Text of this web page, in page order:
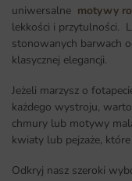
uniwersalne motywy
lekkości i przytulności.
stonowanych barwach
klasycznej elegancji.
Jeżeli marzysz o
każdego wystroju,
chmury lub motywy
kwiaty lub pejzaże,
Odkryj nasz szeroki